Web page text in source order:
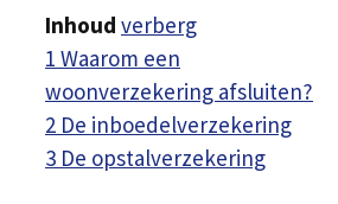
Inhoud verberg
1 Waarom een
woonverzekering afsluiten?
2 De inboedelverzekering
3 De opstalverzekering